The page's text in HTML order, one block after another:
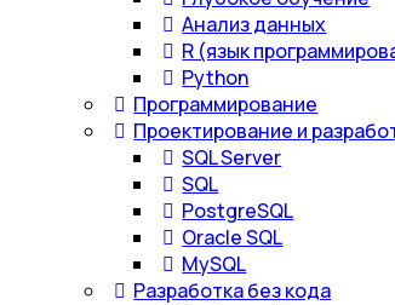
Анализ данных
R (язык
Python
Программирование
Проектирование и
SQL Server
SQL
PostgreSQL
Oracle SQL
MySQL
Разработка без кода